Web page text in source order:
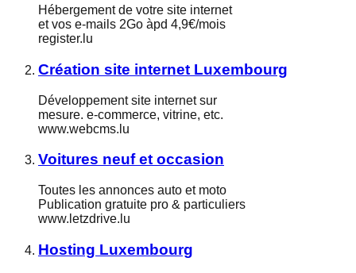
Hébergement de votre site internet
et vos e-mails 2Go àpd 4,9€/mois
register.lu
Création site internet Luxembourg
Développement site internet sur
mesure. e-commerce, vitrine, etc.
www.webcms.lu
Voitures neuf et occasion
Toutes les annonces auto et moto
Publication gratuite pro & particuliers
www.letzdrive.lu
Hosting Luxembourg